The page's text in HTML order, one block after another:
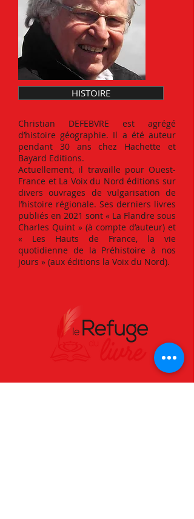
HISTOIRE
Christian DEFEBVRE est agrégé
d’histoire géographie. Il a été auteur
pendant 30 ans chez Hachette et
Bayard Editions.
Actuellement, il travaille pour Ouest-
France et La Voix du Nord éditions sur
divers ouvrages de vulgarisation de
l’histoire régionale. Ses derniers livres
publiés en 2021 sont « La Flandre sous
Charles Quint » (à compte d’auteur) et
« Les Hauts de France, la vie
quotidienne de la Préhistoire à nos
jours » (aux éditions la Voix du Nord).